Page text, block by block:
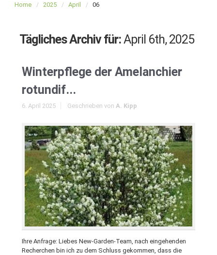
Home 2025 April 06
Tägliches Archiv für:April 6th, 2025
Winterpflege der Amelanchier
rotundif...
6. April 2025 Geschrieben von A. Kipp
Ihre Anfrage: Liebes New-Garden-Team, nach eingehenden
Recherchen bin ich zu dem Schluss gekommen, dass die